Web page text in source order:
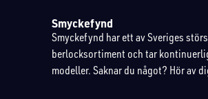
Smyckefynd
Smyckefynd har ett av Sveriges
berlocksortiment och tar
modeller. Saknar du något? Hör av